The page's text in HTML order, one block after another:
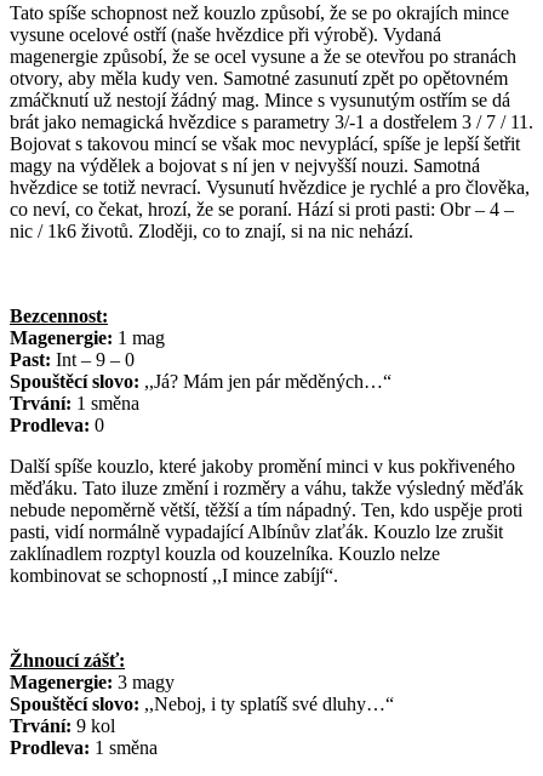
Tato spíše schopnost než kouzlo způsobí, že se po okrajích mince
vysune ocelové ostří (naše hvězdice při výrobě). Vydaná
magenergie způsobí, že se ocel vysune a že se otevřou po stranách
otvory, aby měla kudy ven. Samotné zasunutí zpět po opětovném
zmáčknutí už nestojí žádný mag. Mince s vysunutým ostřím se dá
brát jako nemagická hvězdice s parametry 3/-1 a dostřelem 3 / 7 / 11.
Bojovat s takovou mincí se však moc nevyplácí, spíše je lepší šetřit
magy na výdělek a bojovat s ní jen v nejvyšší nouzi. Samotná
hvězdice se totiž nevrací. Vysunutí hvězdice je rychlé a pro člověka,
co neví, co čekat, hrozí, že se poraní. Hází si proti pasti: Obr – 4 –
nic / 1k6 životů. Zloději, co to znají, si na nic nehází.
Bezcennost:
Magenergie: 1 mag
Past: Int – 9 – 0
Spouštěcí slovo: ,,Já? Mám jen pár měděných…“
Trvání: 1 směna
Prodleva: 0
Další spíše kouzlo, které jakoby promění minci v kus pokřiveného
měďáku. Tato iluze změní i rozměry a váhu, takže výsledný měďák
nebude nepoměrně větší, těžší a tím nápadný. Ten, kdo uspěje proti
pasti, vidí normálně vypadající Albínův zlaťák. Kouzlo lze zrušit
zaklínadlem rozptyl kouzla od kouzelníka. Kouzlo nelze
kombinovat se schopností ,,I mince zabíjí“.
Žhnoucí zášť:
Magenergie: 3 magy
Spouštěcí slovo: ,,Neboj, i ty splatíš své dluhy…“
Trvání: 9 kol
Prodleva: 1 směna